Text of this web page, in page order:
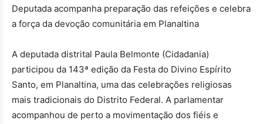
Deputada acompanha preparação das refeições e celebra
a força da devoção comunitária em Planaltina
A deputada distrital Paula Belmonte (Cidadania)
participou da 143ª edição da Festa do Divino Espírito
Santo, em Planaltina, uma das celebrações religiosas
mais tradicionais do Distrito Federal. A parlamentar
acompanhou de perto a movimentação dos fiéis e